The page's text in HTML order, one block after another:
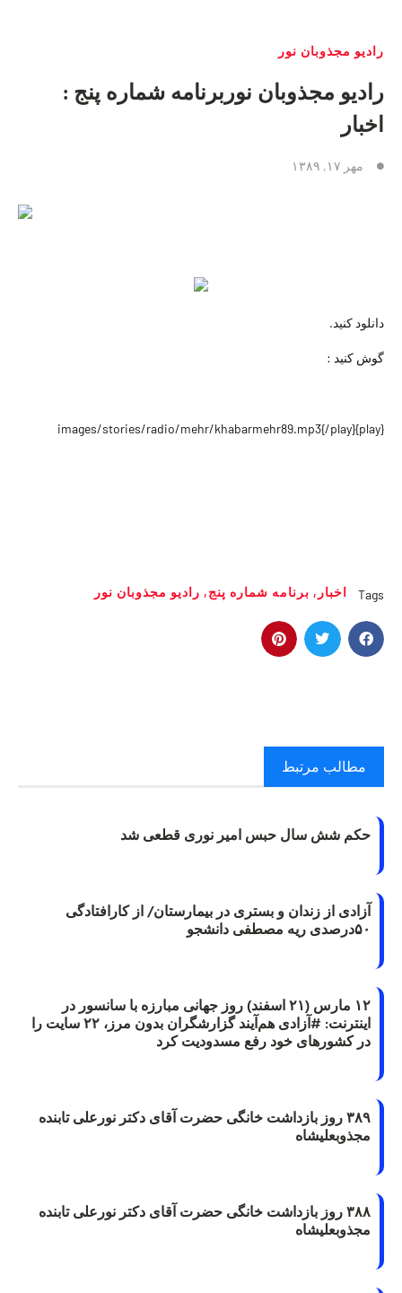
راديو مجذوبان نور
رادیو مجذوبان نوربرنامه شماره پنج :
اخبار
مهر ۱۷, ۱۳۸۹
دانلود کنید.
گوش کنید :
{play}images/stories/radio/mehr/khabarmehr89.mp3{/play}
Tags اخبار , برنامه شماره پنج, رادیو مجذوبان نور
مطالب مرتبط
حکم شش سال حبس امیر نوری قطعی شد
آزادی از زندان و بستری در بیمارستان/ از کارافتادگی
۵۰درصدی ریه مصطفی دانشجو
۱۲ مارس (۲۱ اسفند) روز جهانی مبارزه با سانسور در
اینترنت: #آزادی هم‌آیند گزارشگران‌ بدون مرز، ۲۲ سایت را
در کشورهای خود رفع مسدودیت کرد
۳۸۹ روز بازداشت خانگی حضرت آقای دکتر نورعلی تابنده
مجذوبعلیشاه
۳۸۸ روز بازداشت خانگی حضرت آقای دکتر نورعلی تابنده
مجذوبعلیشاه